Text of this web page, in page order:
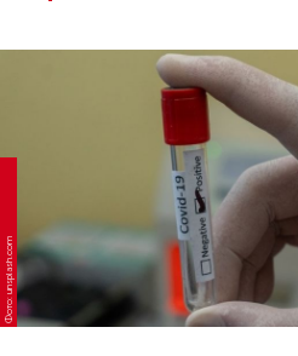
Фото: unsplash.com